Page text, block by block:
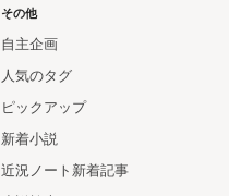
その他
自主企画
人気のタグ
ピックアップ
新着小説
近況ノート新着記事